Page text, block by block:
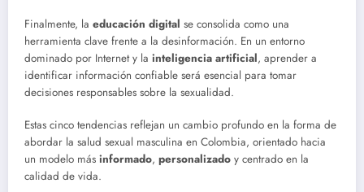
Finalmente, la educación digital se consolida como una
herramienta clave frente a la desinformación. En un entorno
dominado por Internet y la inteligencia artificial, aprender a
identificar información confiable será esencial para tomar
decisiones responsables sobre la sexualidad.
Estas cinco tendencias reflejan un cambio profundo en la forma de
abordar la salud sexual masculina en Colombia, orientado hacia
un modelo más informado, personalizado y centrado en la
calidad de vida.